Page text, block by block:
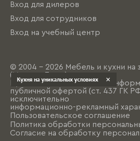
Вход для дилеров
Вход для сотрудников
Вход на учебный центр
© 2004 - 2026 Мебель и кухни на
(Мистер Дорс)
Представленная на сайте
публичной офертой (ст. 437 ГК
исключительно
информационно-рекламный
Пользовательское соглашение
Политика обработки
Согласие на обработку
Кухня на уникальных условиях